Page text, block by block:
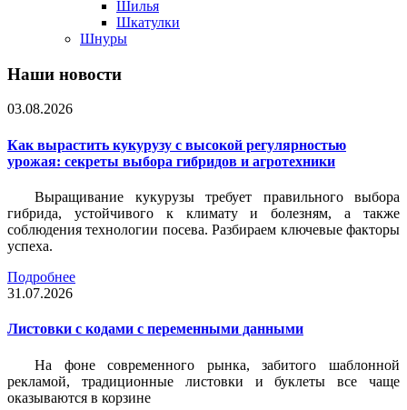
Шилья
Шкатулки
Шнуры
Наши новости
03.08.2026
Как вырастить кукурузу с высокой регулярностью
урожая: секреты выбора гибридов и агротехники
Выращивание кукурузы требует правильного выбора
гибрида, устойчивого к климату и болезням, а также
соблюдения технологии посева. Разбираем ключевые факторы
успеха.
Подробнее
31.07.2026
Листовки c кодами с переменными данными
На фоне современного рынка, забитого шаблонной
рекламой, традиционные листовки и буклеты все чаще
оказываются в корзине